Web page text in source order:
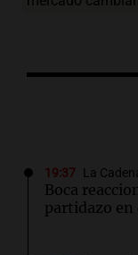
19:37 La
Boca
partidazo en